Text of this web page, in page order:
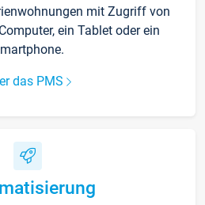
mit Zugriff von
ein Tablet oder ein
das PMS